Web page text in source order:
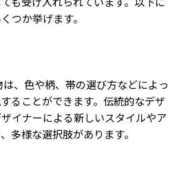
つか挙げます。
は、色や柄、帯の選び方などによっ
ることができます。伝統的なデザ
イナーによる新しいスタイルやア
多様な選択肢があります。